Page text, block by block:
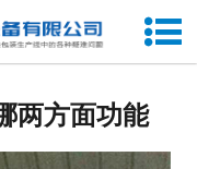
网站首页
两方面功能